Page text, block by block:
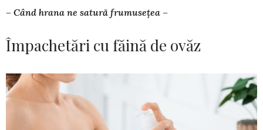
– Când hrana ne satură frumusețea –
Împachetări cu făină de ovăz